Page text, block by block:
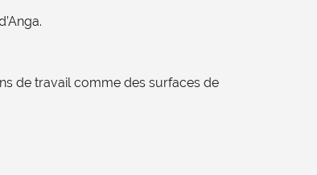
de travail comme des surfaces de